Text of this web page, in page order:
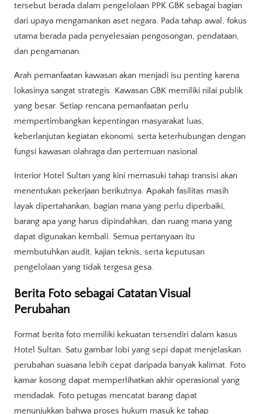
tersebut berada dalam pengelolaan PPK GBK sebagai bagian
dari upaya mengamankan aset negara. Pada tahap awal, fokus
utama berada pada penyelesaian pengosongan, pendataan,
dan pengamanan.
Arah pemanfaatan kawasan akan menjadi isu penting karena
lokasinya sangat strategis. Kawasan GBK memiliki nilai publik
yang besar. Setiap rencana pemanfaatan perlu
mempertimbangkan kepentingan masyarakat luas,
keberlanjutan kegiatan ekonomi, serta keterhubungan dengan
fungsi kawasan olahraga dan pertemuan nasional.
Interior Hotel Sultan yang kini memasuki tahap transisi akan
menentukan pekerjaan berikutnya. Apakah fasilitas masih
layak dipertahankan, bagian mana yang perlu diperbaiki,
barang apa yang harus dipindahkan, dan ruang mana yang
dapat digunakan kembali. Semua pertanyaan itu
membutuhkan audit, kajian teknis, serta keputusan
pengelolaan yang tidak tergesa gesa.
Berita Foto sebagai Catatan Visual
Perubahan
Format berita foto memiliki kekuatan tersendiri dalam kasus
Hotel Sultan. Satu gambar lobi yang sepi dapat menjelaskan
perubahan suasana lebih cepat daripada banyak kalimat. Foto
kamar kosong dapat memperlihatkan akhir operasional yang
mendadak. Foto petugas mencatat barang dapat
menunjukkan bahwa proses hukum masuk ke tahap